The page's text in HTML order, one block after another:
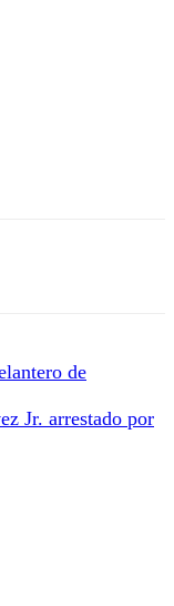
de
Jr. arrestado por